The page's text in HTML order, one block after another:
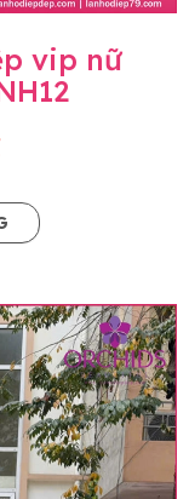
vip nữ